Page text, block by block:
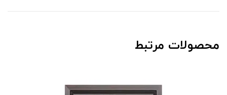
محصولات مرتبط